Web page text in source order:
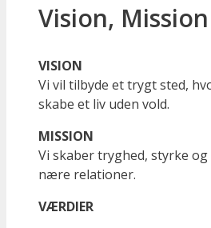
Vision,
VISION
Vi vil tilbyde et trygt sted,
skabe et liv uden vold.
MISSION
Vi skaber tryghed, styrke
nære relationer.
VÆRDIER